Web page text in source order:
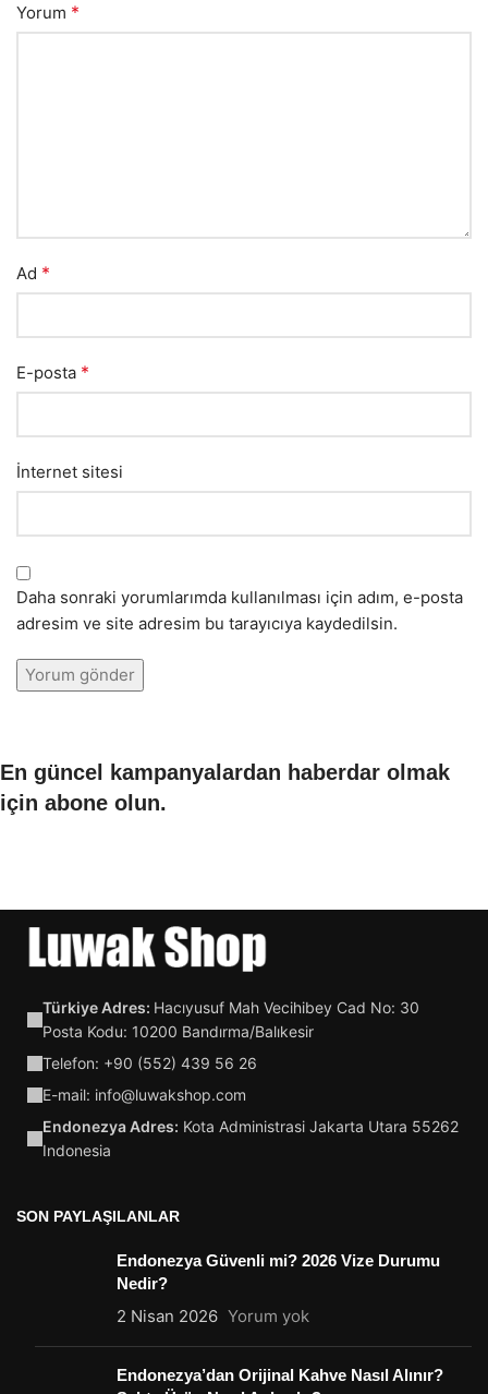
Yorum *
Ad *
E-posta *
İnternet sitesi
Daha sonraki yorumlarımda kullanılması için adım, e-posta
adresim ve site adresim bu tarayıcıya kaydedilsin.
En güncel kampanyalardan haberdar olmak
için abone olun.
Türkiye Adres: Hacıyusuf Mah Vecihibey Cad No: 30
Posta Kodu: 10200 Bandırma/Balıkesir
Telefon: +90 (552) 439 56 26
E-mail: info@luwakshop.com
Endonezya Adres: Kota Administrasi Jakarta Utara 55262
Indonesia
SON PAYLAŞILANLAR
Endonezya Güvenli mi? 2026 Vize Durumu
Nedir?
2 Nisan 2026 Yorum yok
Endonezya’dan Orijinal Kahve Nasıl Alınır?